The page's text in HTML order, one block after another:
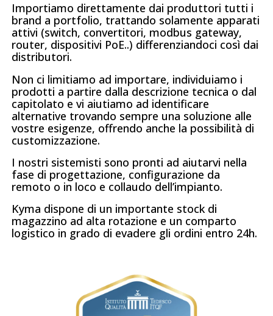
Importiamo direttamente dai produttori tutti i
brand a portfolio, trattando solamente apparati
attivi (switch, convertitori, modbus gateway,
router, dispositivi PoE..) differenziandoci così dai
distributori.
Non ci limitiamo ad importare, individuiamo i
prodotti a partire dalla descrizione tecnica o dal
capitolato e vi aiutiamo ad identificare
alternative trovando sempre una soluzione alle
vostre esigenze, offrendo anche la possibilità di
customizzazione.
I nostri sistemisti sono pronti ad aiutarvi nella
fase di progettazione, configurazione da
remoto o in loco e collaudo dell’impianto.
Kyma dispone di un importante stock di
magazzino ad alta rotazione e un comparto
logistico in grado di evadere gli ordini entro 24h.